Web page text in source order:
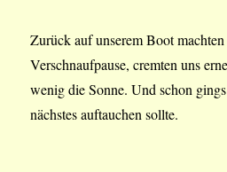
Zurück auf unserem Boot
Verschnaufpause, cremten uns
wenig die Sonne. Und schon
nächstes auftauchen sollte.